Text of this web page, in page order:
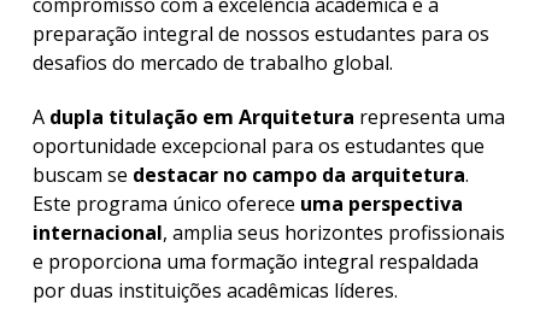
preparação integral de nossos estudantes para os
desafios do mercado de trabalho global.
A dupla titulação em Arquitetura representa uma
oportunidade excepcional para os estudantes que
buscam se destacar no campo da arquitetura.
Este programa único oferece uma perspectiva
internacional, amplia seus horizontes profissionais
e proporciona uma formação integral respaldada
por duas instituições acadêmicas líderes.